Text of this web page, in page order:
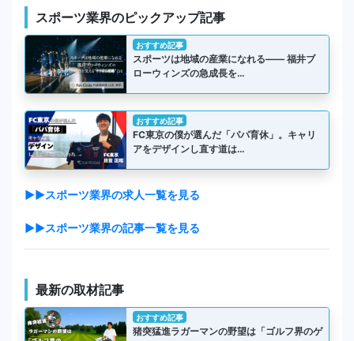
スポーツ業界のピックアップ記事
おすすめ記事
スポーツは地域の産業になれる―― 福井ブ
ローウィンズの急成長を…
おすすめ記事
FC東京の僕が選んだ「パパ育休」。キャリ
アをデザインし直す道は…
▶▶スポーツ業界の求人一覧を見る
▶▶スポーツ業界の記事一覧を見る
最新の取材記事
おすすめ記事
猪突猛進ラガーマンの野望は「ゴルフ界のゲ